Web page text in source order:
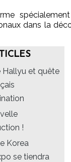
dans la
Hallyu et quête
!
Korea
se tiendra